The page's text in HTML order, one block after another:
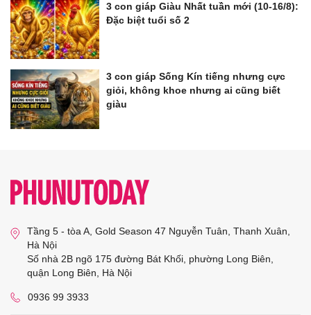
3 con giáp Giàu Nhất tuần mới (10-16/8):
Đặc biệt tuổi số 2
3 con giáp Sống Kín tiếng nhưng cực
giỏi, không khoe nhưng ai cũng biết
giàu
Tầng 5 - tòa A, Gold Season 47 Nguyễn Tuân, Thanh Xuân,
Hà Nội
Số nhà 2B ngõ 175 đường Bát Khối, phường Long Biên,
quận Long Biên, Hà Nội
0936 99 3933